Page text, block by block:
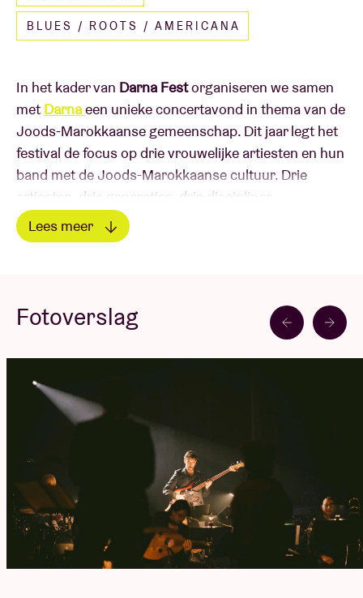
BLUES / ROOTS / AMERICANA
In het kader van Darna Festorganiseren we samen
met Darnaeen unieke concertavond in thema van de
Joods-Marokkaanse gemeenschap. Dit jaar legt het
festival de focus op drie vrouwelijke artiesten en hun
band met de Joods-Marokkaanse cultuur. Drie
artiesten, drie generaties, drie disciplines.
Voor de slotavond van het festival nodigt Darna
dirigentTom Cohen
voor een uitzonderlijk concert, begeleid door
Brussels Philharmonic Soloists
Neta, een Joods-Marokkaanse zangeres die in haar
stem Andalusische, Berberse en Mediterrane
muzikale invloeden combineert, brengt fragmenten
uit het Joods-Marokkaanse repertoire in
Lees meer
Fotoverslag